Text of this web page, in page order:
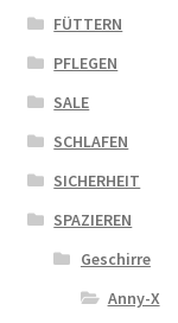
FÜTTERN
PFLEGEN
SALE
SCHLAFEN
SICHERHEIT
SPAZIEREN
Geschirre
Anny-X